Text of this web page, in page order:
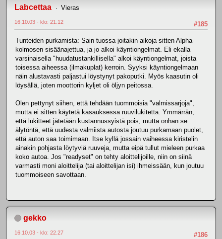
Labcettaa Vieras
#185
16.10.03 - klo: 21.12
Tunteiden purkamista: Sain tuossa joitakin aikoja sitten Alpha-
kolmosen sisäänajettua, ja jo alkoi käyntiongelmat. Eli ekalla
varsinaisella "huudatustankillisella" alkoi käyntiongelmat, joista
toisessa aiheessa (ilmakuplat) kerroin. Syyksi käyntiongelmaan
näin alustavasti paljastui löystynyt pakoputki. Myös kaasutin oli
löysällä, joten moottorin kyljet oli öljyn peitossa.
Olen pettynyt siihen, että tehdään tuommoisia "valmissarjoja",
mutta ei sitten käytetä kasauksessa ruuvilukitetta. Ymmärrän,
että lukitteet jätetään kustannussyistä pois, mutta onhan se
älytöntä, että uudesta valmiista autosta joutuu purkamaan puolet,
että auton saa toimimaan. Itse kyllä jossain vaiheessa kiristelin
ainakin pohjasta löytyviä ruuveja, mutta eipä tullut mieleen purkaa
koko autoa. Jos "readyset" on tehty aloittelijoille, niin on siinä
varmasti moni aloittelija (tai aloittelijan isi) ihmeissään, kun joutuu
tuommoiseen savottaan.
gekko
#186
16.10.03 - klo: 22.27